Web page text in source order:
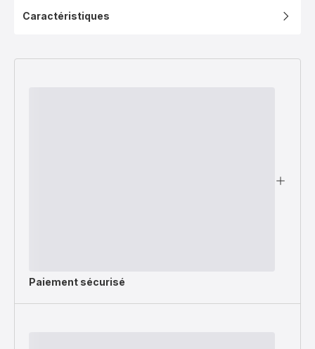
Caractéristiques
Paiement sécurisé